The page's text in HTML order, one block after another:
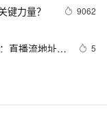
键力量？ 9062
直播流地址、
5